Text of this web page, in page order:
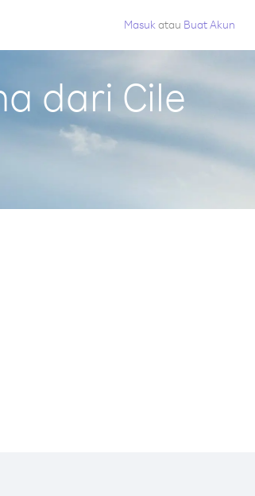
Masuk atau Buat Akun
dari Cile